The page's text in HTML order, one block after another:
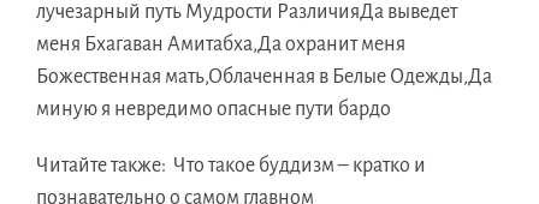
лучезарный путь Мудрости РазличияДа выведет
меня Бхагаван Амитабха,Да охранит меня
Божественная мать,Облаченная в Белые Одежды,Да
миную я невредимо опасные пути бардо
Читайте также: Что такое буддизм – кратко и
познавательно о самом главном